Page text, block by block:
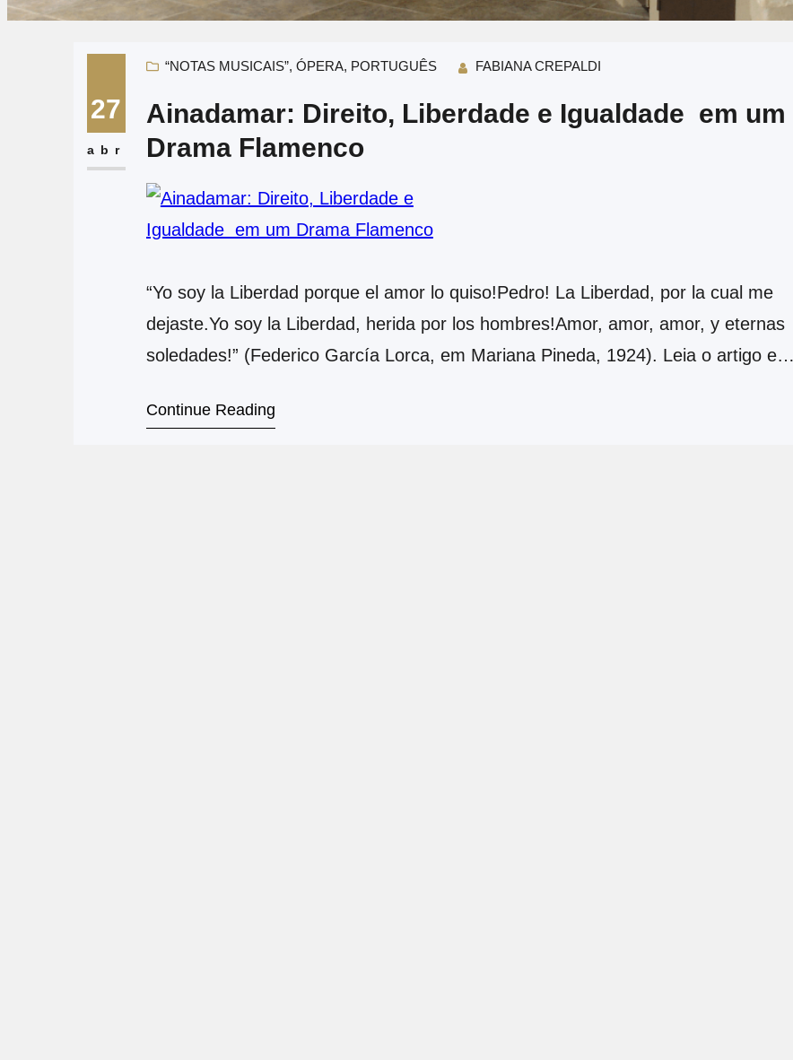
27
abr
“NOTAS MUSICAIS”, ÓPERA, PORTUGUÊS FABIANA CREPALDI
Ainadamar: Direito, Liberdade e Igualdade ​ em um
Drama Flamenco​
“Yo soy la Liberdad porque el amor lo quiso!Pedro! La Liberdad, por la cual me
dejaste.Yo soy la Liberdad, herida por los hombres!Amor, amor, amor, y eternas
soledades!” (Federico García Lorca, em Mariana Pineda, 1924). Leia o artigo em
drama flamenco​
Continue Reading